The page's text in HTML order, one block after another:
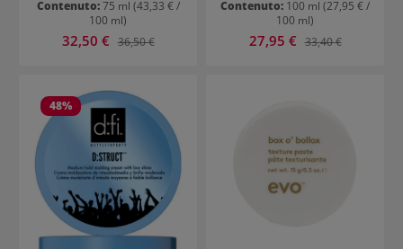
Contenuto:75 ml (43,33 € /
100 ml)
Prezzo di vendita:
32,50 € Prezzo normale:
36,50 €
Contenuto: 100 ml (27,95 € /
100 ml)
Prezzo di vendita:
27,95 € Prezzo normale:
33,40 €
48%